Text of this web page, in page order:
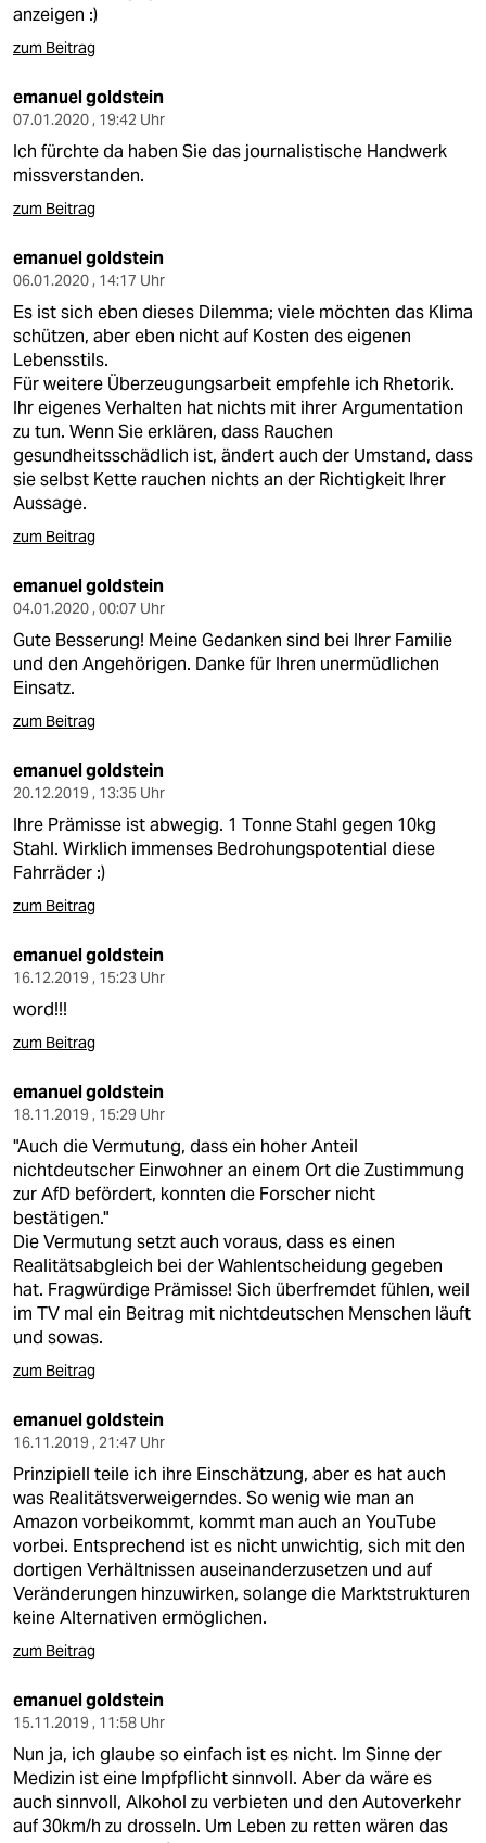
anzeigen :)
zum Beitrag
emanuel goldstein
07.01.2020 , 19:42 Uhr
Ich fürchte da haben Sie das journalistische Handwerk
missverstanden.
zum Beitrag
emanuel goldstein
06.01.2020 , 14:17 Uhr
Es ist sich eben dieses Dilemma; viele möchten das Klima
schützen, aber eben nicht auf Kosten des eigenen
Lebensstils.
Für weitere Überzeugungsarbeit empfehle ich Rhetorik.
Ihr eigenes Verhalten hat nichts mit ihrer Argumentation
zu tun. Wenn Sie erklären, dass Rauchen
gesundheitsschädlich ist, ändert auch der Umstand, dass
sie selbst Kette rauchen nichts an der Richtigkeit Ihrer
Aussage.
zum Beitrag
emanuel goldstein
04.01.2020 , 00:07 Uhr
Gute Besserung! Meine Gedanken sind bei Ihrer Familie
und den Angehörigen. Danke für Ihren unermüdlichen
Einsatz.
zum Beitrag
emanuel goldstein
20.12.2019 , 13:35 Uhr
Ihre Prämisse ist abwegig. 1 Tonne Stahl gegen 10kg
Stahl. Wirklich immenses Bedrohungspotential diese
Fahrräder :)
zum Beitrag
emanuel goldstein
16.12.2019 , 15:23 Uhr
word!!!
zum Beitrag
emanuel goldstein
18.11.2019 , 15:29 Uhr
"Auch die Vermutung, dass ein hoher Anteil
nichtdeutscher Einwohner an einem Ort die Zustimmung
zur AfD befördert, konnten die Forscher nicht
bestätigen."
Die Vermutung setzt auch voraus, dass es einen
Realitätsabgleich bei der Wahlentscheidung gegeben
hat. Fragwürdige Prämisse! Sich überfremdet fühlen, weil
im TV mal ein Beitrag mit nichtdeutschen Menschen läuft
und sowas.
zum Beitrag
emanuel goldstein
16.11.2019 , 21:47 Uhr
Prinzipiell teile ich ihre Einschätzung, aber es hat auch
was Realitätsverweigerndes. So wenig wie man an
Amazon vorbeikommt, kommt man auch an YouTube
vorbei. Entsprechend ist es nicht unwichtig, sich mit den
dortigen Verhältnissen auseinanderzusetzen und auf
Veränderungen hinzuwirken, solange die Marktstrukturen
keine Alternativen ermöglichen.
zum Beitrag
emanuel goldstein
15.11.2019 , 11:58 Uhr
Nun ja, ich glaube so einfach ist es nicht. Im Sinne der
Medizin ist eine Impfpflicht sinnvoll. Aber da wäre es
auch sinnvoll, Alkohol zu verbieten und den Autoverkehr
auf 30km/h zu drosseln. Um Leben zu retten wären das